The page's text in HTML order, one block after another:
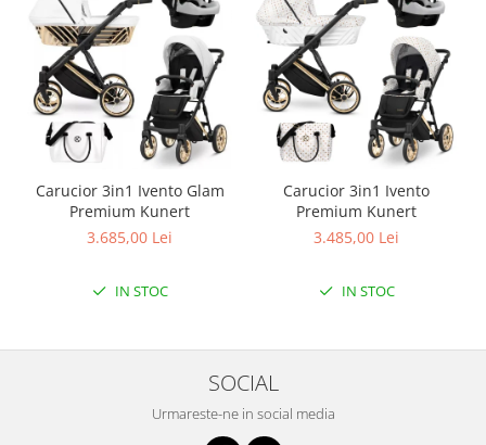
Carucior 3in1 Ivento Glam
Premium Kunert
3.685,00 Lei
IN STOC
Carucior 3in1 Ivento
Premium Kunert
3.485,00 Lei
IN STOC
SOCIAL
Urmareste-ne in social media